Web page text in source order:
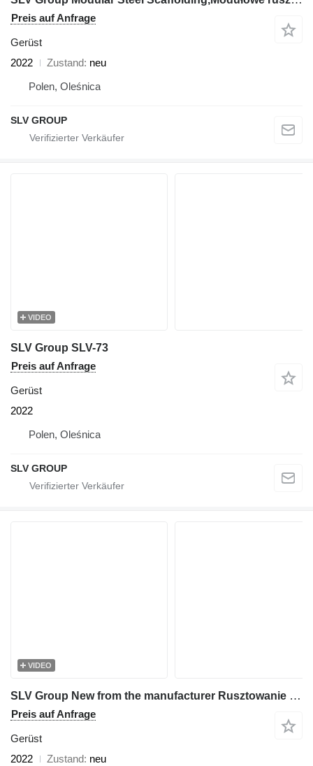
Preis auf Anfrage
Gerüst
2022
Zustand neu
Polen, Oleśnica
SLV GROUP
VIDEO
SLV Group SLV-73
Preis auf Anfrage
Gerüst
2022
Polen, Oleśnica
SLV GROUP
VIDEO
SLV Group New from the manufacturer Rusztowanie 500m2, Scaffolding,pastol
Preis auf Anfrage
Gerüst
2022
Zustand neu